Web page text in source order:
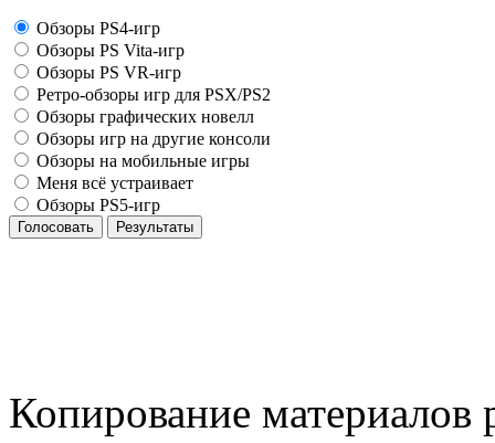
Обзоры PS4-игр
Обзоры PS Vita-игр
Обзоры PS VR-игр
Ретро-обзоры игр для PSX/PS2
Обзоры графических новелл
Обзоры игр на другие консоли
Обзоры на мобильные игры
Меня всё устраивает
Обзоры PS5-игр
Голосовать Результаты
Копирование материалов